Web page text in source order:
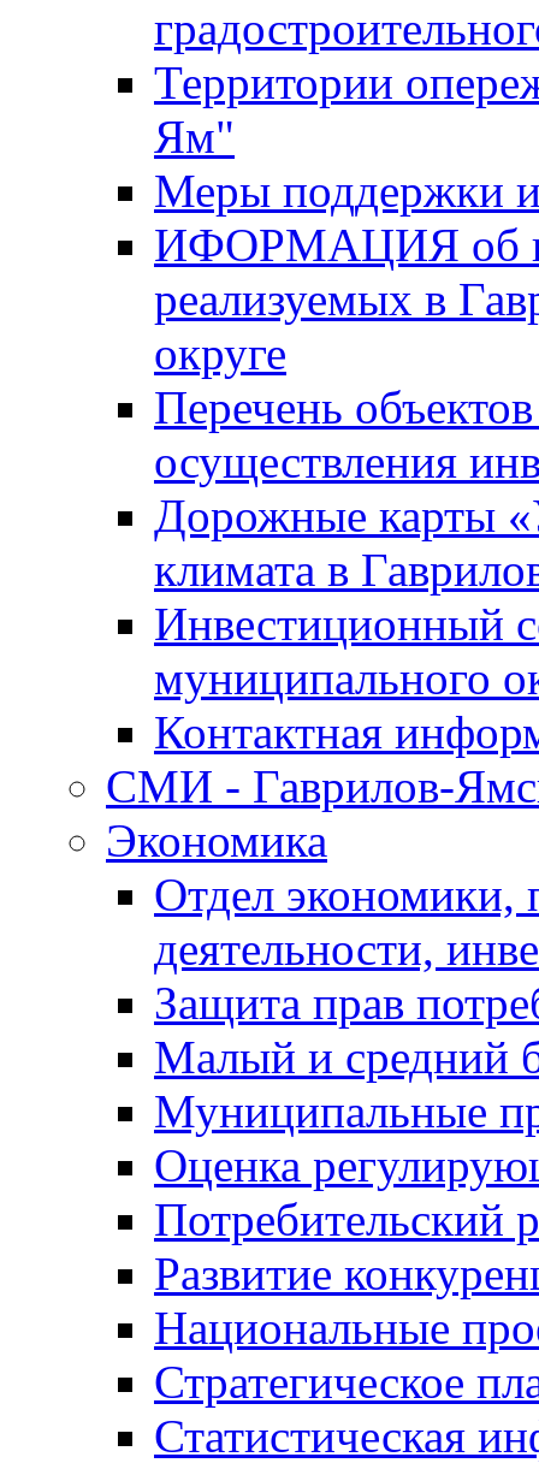
Территории
Ям"
Меры поддержки
ИФОРМАЦИЯ об
реализуемых в
округе
Перечень
осуществления
Дорожные карты
климата в
Инвестиционный
муниципального
Контактная
СМИ - Гаврилов-
Экономика
Отдел экономики,
деятельности,
Защита прав
Малый и средний
Муниципальные
Оценка
Потребительский
Развитие
Национальные
Стратегическое
Статистическая